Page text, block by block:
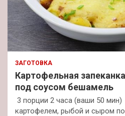
ЗАГОТОВКА
Картофельная
под соусом бешамель
3 порции 2 часа (ваши 50
картофелем, рыбой и сыром